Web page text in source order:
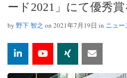
ード2021」にて優秀
by 野下 智之 on 2021年7月19日 in ニュー